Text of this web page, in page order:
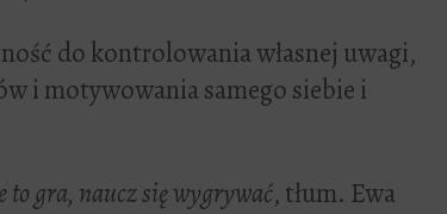
do kontrolowania własnej uwagi,
i motywowania samego siebie i
to gra, naucz się wygrywać, tłum. Ewa